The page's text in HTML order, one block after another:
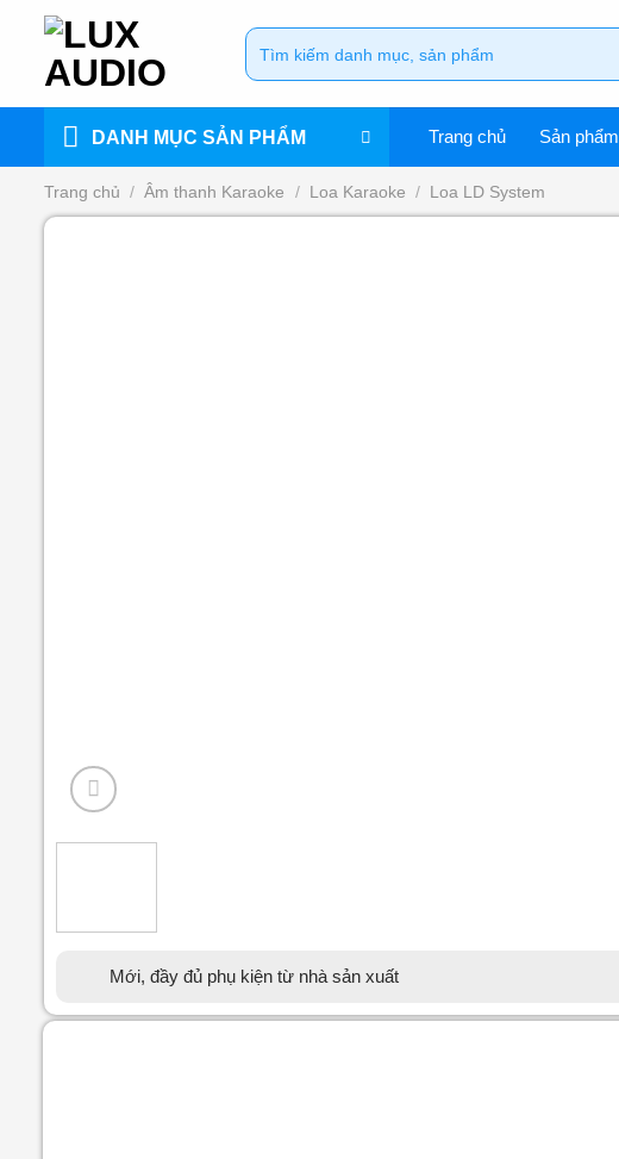
dung
Tìm
kiếm:
DANH MỤC SẢN PHẨM Trang chủ Sản phẩm
Trang chủ / Âm thanh Karaoke / Loa Karaoke / Loa LD System
Mới, đầy đủ phụ kiện từ nhà sản xuất